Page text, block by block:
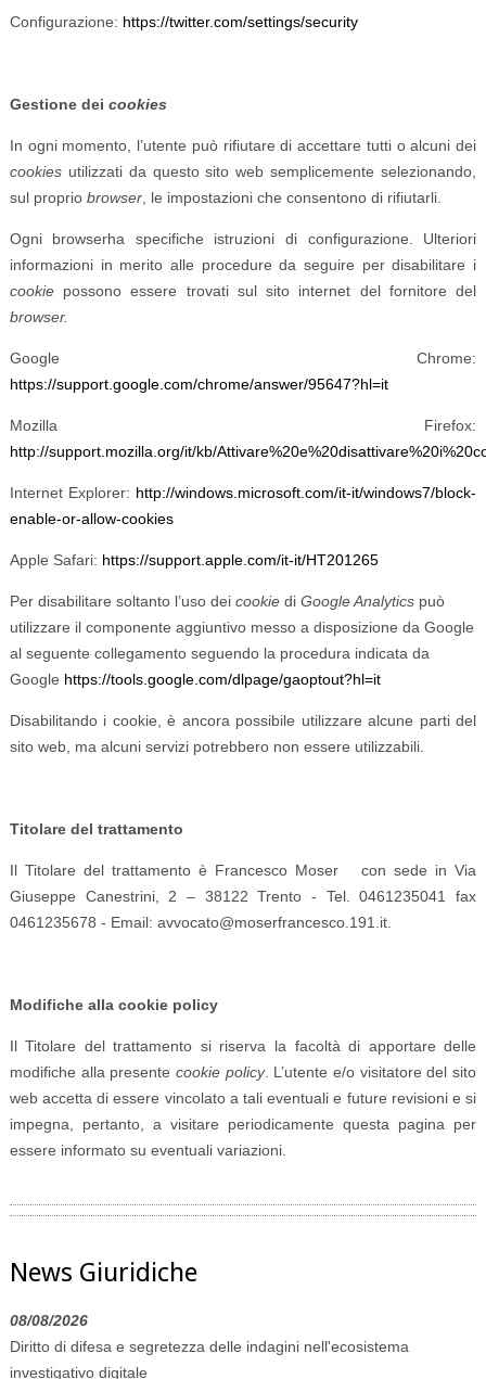
Configurazione: https://twitter.com/settings/security
Gestione dei cookies
In ogni momento, l’utente può rifiutare di accettare tutti o alcuni dei
cookies utilizzati da questo sito web semplicemente selezionando,
sul proprio browser, le impostazioni che consentono di rifiutarli.
Ogni browserha specifiche istruzioni di configurazione. Ulteriori
informazioni in merito alle procedure da seguire per disabilitare i
cookie possono essere trovati sul sito internet del fornitore del
browser.
Google Chrome:
https://support.google.com/chrome/answer/95647?hl=it
Mozilla Firefox:
http://support.mozilla.org/it/kb/
Internet Explorer: http://windows.microsoft.com/it-it/windows7/block-
enable-or-allow-cookies
Apple Safari: https://support.apple.com/it-it/HT201265
Per disabilitare soltanto l’uso dei cookie di Google Analytics può
utilizzare il componente aggiuntivo messo a disposizione da Google
al seguente collegamento seguendo la procedura indicata da
Google https://tools.google.com/dlpage/gaoptout?hl=it
Disabilitando i cookie, è ancora possibile utilizzare alcune parti del
sito web, ma alcuni servizi potrebbero non essere utilizzabili.
Titolare del trattamento
Il Titolare del trattamento è Francesco Moser con sede in Via
Giuseppe Canestrini, 2 – 38122 Trento - Tel. 0461235041 fax
0461235678 - Email: avvocato@moserfrancesco.191.it.
Modifiche alla cookie policy
Il Titolare del trattamento si riserva la facoltà di apportare delle
modifiche alla presente cookie policy. L’utente e/o visitatore del sito
web accetta di essere vincolato a tali eventuali e future revisioni e si
impegna, pertanto, a visitare periodicamente questa pagina per
essere informato su eventuali variazioni.
News Giuridiche
08/08/2026
Diritto di difesa e segretezza delle indagini nell'ecosistema
investigativo digitale